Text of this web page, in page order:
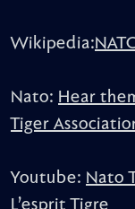
Wikipedia:
Nato: Hear
Tiger
Youtube: Nato
L’esprit Tigre